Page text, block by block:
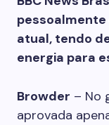
atual, tendo
energia para
Browder – No
aprovada